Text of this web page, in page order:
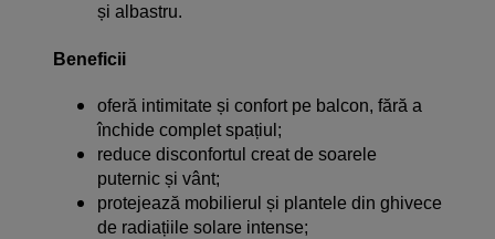
și albastru.
Beneficii
oferă intimitate și confort pe balcon, fără a
închide complet spațiul;
reduce disconfortul creat de soarele
puternic și vânt;
protejează mobilierul și plantele din ghivece
de radiațiile solare intense;